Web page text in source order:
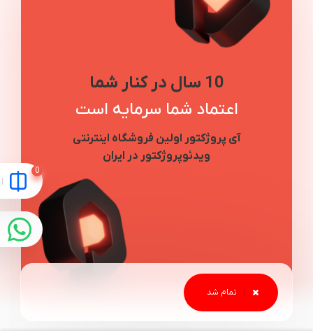
10 سال در کنار شما
اعتماد شما سرمایه است
آی پروژکتور اولین فروشگاه اینترنتی
ویدئوپروژکتور در ایران